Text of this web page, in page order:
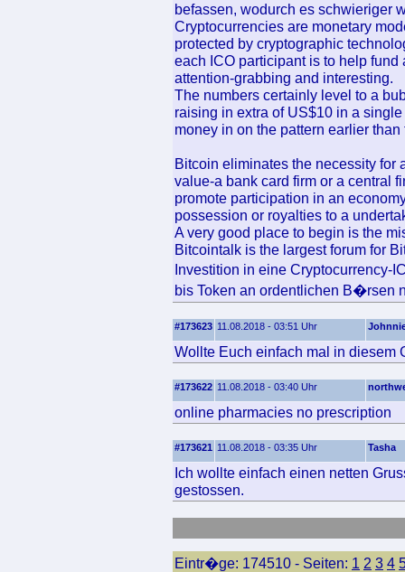
befassen, wodurch es schwieriger
Cryptocurrencies are monetary
protected by cryptographic
each ICO participant is to help
attention-grabbing and interesting.
The numbers certainly level to a
raising in extra of US$10 in a
money in on the pattern earlier
Bitcoin eliminates the necessity for
value-a bank card firm or a central
promote participation in an
possession or royalties to a
A very good place to begin is the
Bitcointalk is the largest forum for
Investition in eine Cryptocurrency-
bis Token an ordentlichen B�rsen
#173623 11.08.2018 - 03:51 Uhr
Wollte Euch einfach mal in diesem
#173622 11.08.2018 - 03:40 Uhr
online pharmacies no prescription
#173621 11.08.2018 - 03:35 Uhr Tasha
Ich wollte einfach einen netten
gestossen.
Eintr�ge: 174510 - Seiten: 1 2 3 4